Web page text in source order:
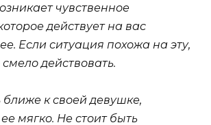
чувственное
действует на вас
Если ситуация похожа на эту,
действовать.
ближе к своей девушке,
мягко. Не стоит быть